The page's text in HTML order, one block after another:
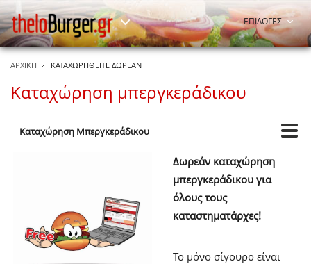
ΕΠΙΛΟΓΕΣ
ΑΡΧΙΚΗ ΚΑΤΑΧΩΡΗΘΕΙΤΕ ΔΩΡΕΑΝ
Καταχώρηση μπεργκεράδικου
Καταχώρηση Μπεργκεράδικου
Δωρεάν καταχώρηση
μπεργκεράδικου για
όλους τους
καταστηματάρχες!
Το μόνο σίγουρο είναι